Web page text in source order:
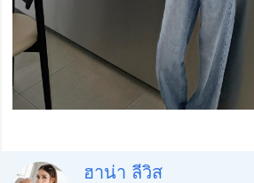
ฮาน่า ลีวิส